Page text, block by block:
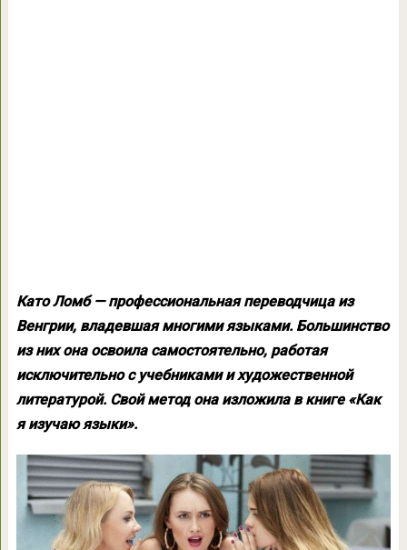
Като Ломб — профессиональная переводчица из
Венгрии, владевшая многими языками. Большинство
из них она освоила самостоятельно, работая
исключительно с учебниками и художественной
литературой. Свой метод она изложила в книге «Как
я изучаю языки».